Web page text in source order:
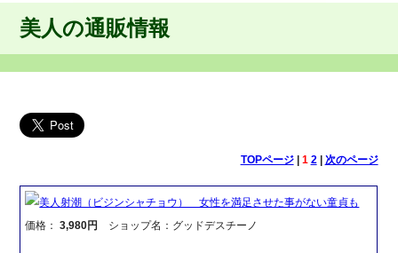
美人の通販情報
TOPページ| 1 2| 次のページ
美人射潮（ビジンシャチョウ） 女性を満足させた事がない童貞も
価格：3,980円 ショップ名：グッドデスチーノ